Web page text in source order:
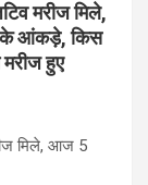
मरीज मिले,
के आंकड़े, किस
हुए
मिले, आज 5